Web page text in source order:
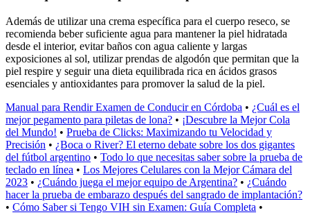
Además de utilizar una crema específica para el cuerpo reseco, se
recomienda beber suficiente agua para mantener la piel hidratada
desde el interior, evitar baños con agua caliente y largas
exposiciones al sol, utilizar prendas de algodón que permitan que la
piel respire y seguir una dieta equilibrada rica en ácidos grasos
esenciales y antioxidantes para promover la salud de la piel.
Manual para Rendir Examen de Conducir en Córdoba • ¿Cuál es el
mejor pegamento para piletas de lona? • ¡Descubre la Mejor Cola
del Mundo! • Prueba de Clicks: Maximizando tu Velocidad y
Precisión • ¿Boca o River? El eterno debate sobre los dos gigantes
del fútbol argentino • Todo lo que necesitas saber sobre la prueba de
teclado en línea • Los Mejores Celulares con la Mejor Cámara del
2023 • ¿Cuándo juega el mejor equipo de Argentina? • ¿Cuándo
hacer la prueba de embarazo después del sangrado de implantación?
• Cómo Saber si Tengo VIH sin Examen: Guía Completa •